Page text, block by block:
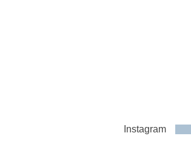
Instagram